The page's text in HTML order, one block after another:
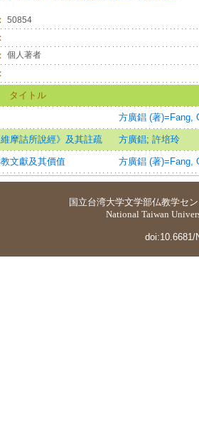
50854
個人著者
タイトル
方廣錩 (著)=Fang,
摩詰所說經》及其註疏 方廣錩; 許培玲
文獻及其價值 方廣錩 (著)=Fang,
国立台湾大学文学部仏教学セ
National Taiwan
doi:10.6681/